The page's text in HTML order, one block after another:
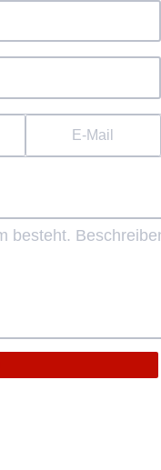
E-Mail